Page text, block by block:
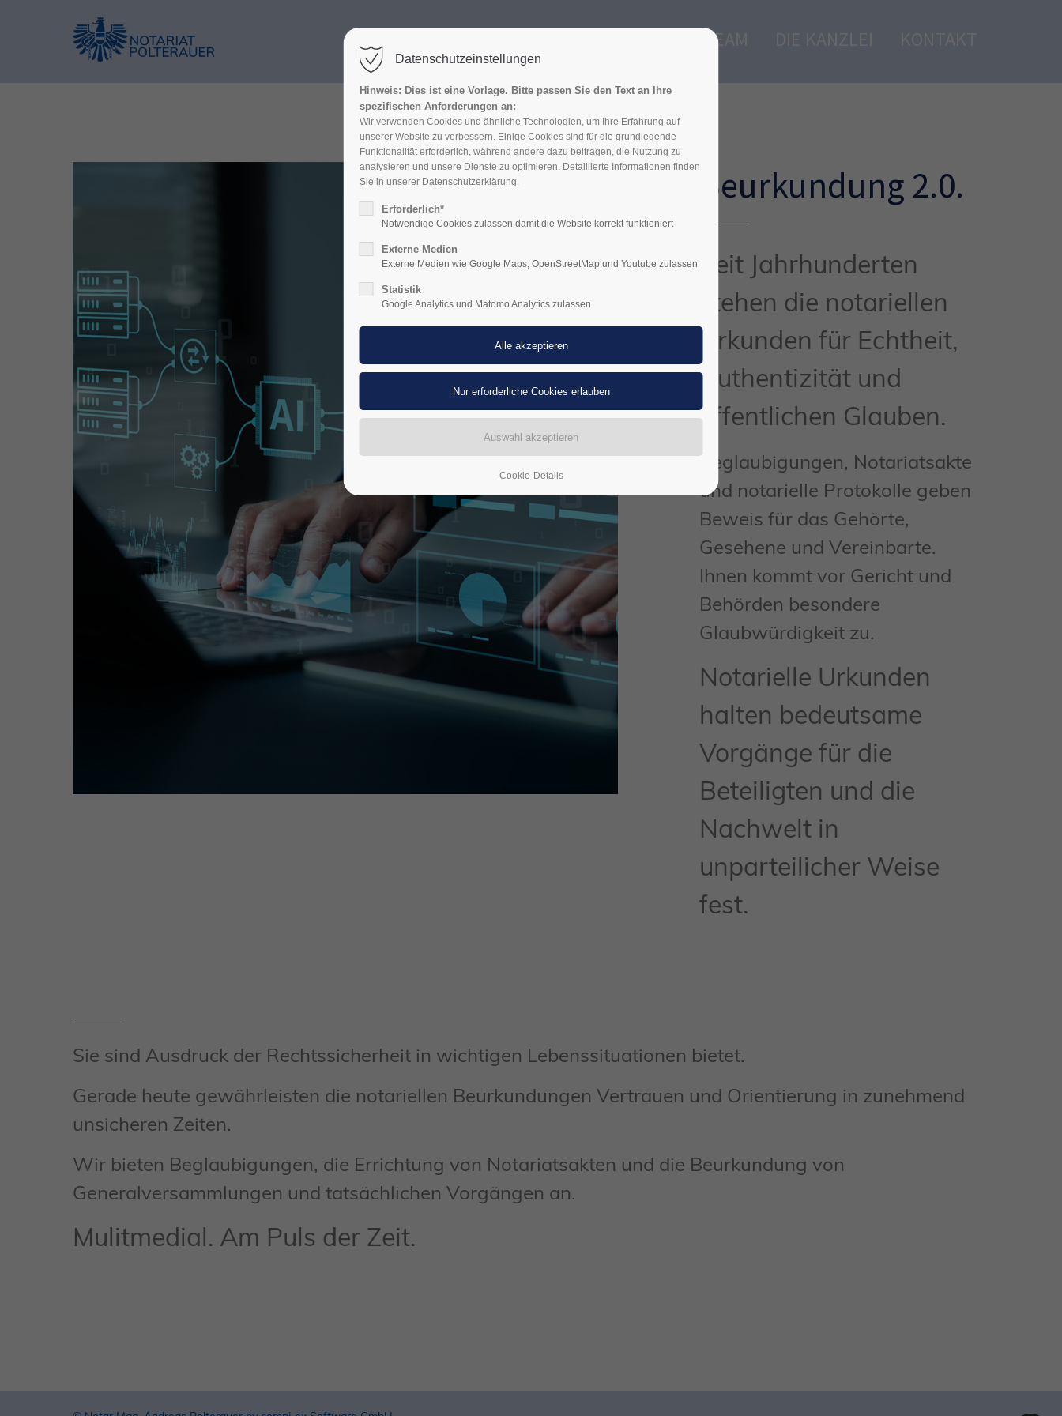
TEAM
Beurkundung 2.0.
Seit Jahrhunderten
stehen die notariellen
Urkunden für Echtheit,
Authentizität und
öffentlichen Glauben.
Beglaubigungen, Notariatsakte
und notarielle Protokolle geben
Beweis für das Gehörte,
Gesehene und Vereinbarte.
Ihnen kommt vor Gericht und
Behörden besondere
Glaubwürdigkeit zu.
Notarielle Urkunden
halten bedeutsame
Vorgänge für die
Beteiligten und die
Nachwelt in
unparteilicher Weise
fest.
Sie sind Ausdruck der Rechtssicherheit in wichtigen Lebenssituationen bietet.
Gerade heute gewährleisten die notariellen Beurkundungen Vertrauen und Orientierung in zunehmend
unsicheren Zeiten.
Wir bieten Beglaubigungen, die Errichtung von Notariatsakten und die Beurkundung von
Generalversammlungen und tatsächlichen Vorgängen an.
Mulitmedial. Am Puls der Zeit.
Datenschutzeinstellungen
Hinweis: Dies ist eine Vorlage. Bitte passen Sie den Text an Ihre
spezifischen Anforderungen an:
Wir verwenden Cookies und ähnliche Technologien, um Ihre Erfahrung auf
unserer Website zu verbessern. Einige Cookies sind für die grundlegende
Funktionalität erforderlich, während andere dazu beitragen, die Nutzung zu
analysieren und unsere Dienste zu optimieren. Detaillierte Informationen finden
Sie in unserer Datenschutzerklärung.
Erforderlich*
Notwendige Cookies zulassen damit die Website korrekt funktioniert
Externe Medien
Externe Medien wie Google Maps, OpenStreetMap und Youtube zulassen
Statistik
Google Analytics und Matomo Analytics zulassen
Cookie-Details